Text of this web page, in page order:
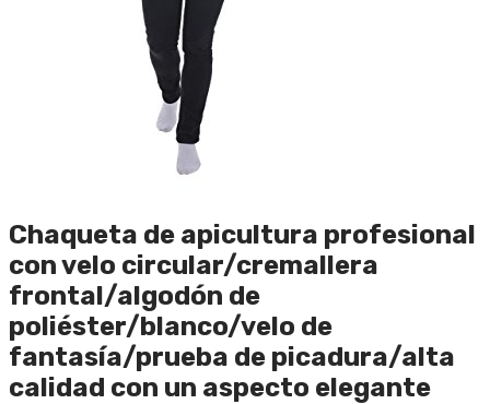
Chaqueta de apicultura profesional
con velo circular/cremallera
frontal/algodón de
poliéster/blanco/velo de
fantasía/prueba de picadura/alta
calidad con un aspecto elegante